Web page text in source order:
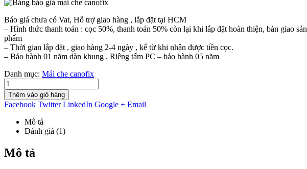
Báo giá chưa có Vat, Hỗ trợ giao hàng , lắp đặt tại HCM
– Hình thức thanh toán : cọc 50%, thanh toán 50% còn lại khi lắp đặt hoàn thiện, bàn giao sản
phẩm
– Thời gian lắp đặt , giao hàng 2-4 ngày , kể từ khi nhận được tiền cọc.
– Bảo hành 01 năm dàn khung . Riêng tấm PC – bảo hành 05 năm
Danh mục: Mái che canofix
Thêm vào giỏ hàng
Facebook Twitter LinkedIn Google + Email
Mô tả
Đánh giá (1)
Mô tả